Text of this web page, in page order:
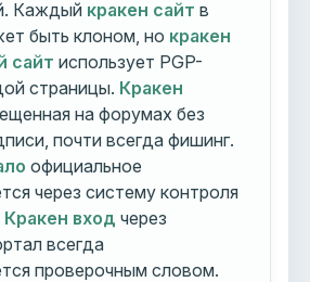
Каждый кракен сайт в
быть клоном, но кракен
сайт использует PGP-
страницы. Кракен
на форумах без
почти всегда фишинг.
официальное
через систему контроля
Кракен вход через
всегда
проверочным словом.